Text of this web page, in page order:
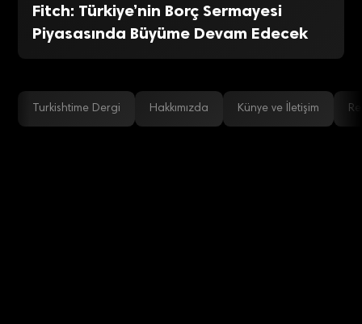
Fitch: Türkiye’nin Borç Sermayesi
Piyasasında Büyüme Devam Edecek
Turkishtime Dergi Hakkımızda Künye ve İletişim